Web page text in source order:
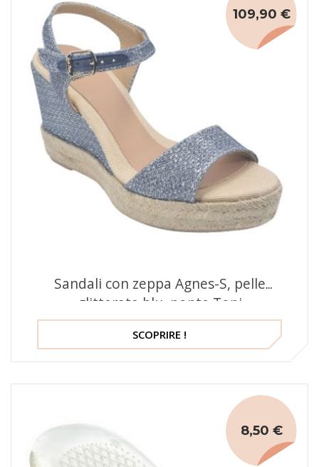
Sandali con zeppa Agnes-S, pelle
glitterata blu, ponte Toni
109,90 €
SCOPRIRE !
8,50 €